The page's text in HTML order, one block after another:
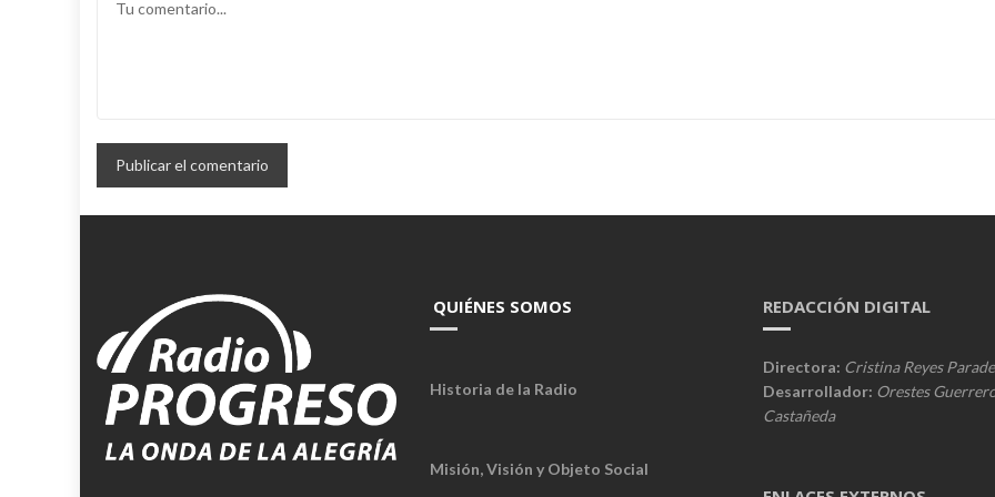
QUIÉNES SOMOS
Historia de la Radio
Misión, Visión y Objeto Social
REDACCIÓN DIGITAL
Directora: Cristina Reyes
Desarrollador: Orestes
Castañeda